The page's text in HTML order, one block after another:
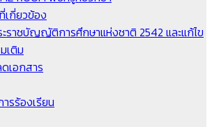
เกี่ยวข้อง
ราชบัญญัติการศึกษาแห่งชาติ 2542 และแก้ไข
เติม
เอกสาร
รร้องเรียน